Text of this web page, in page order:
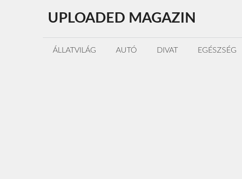
tartalomba
UPLOADED MAGAZIN
ÁLLATVILÁG AUTÓ DIVAT EGÉSZSÉG